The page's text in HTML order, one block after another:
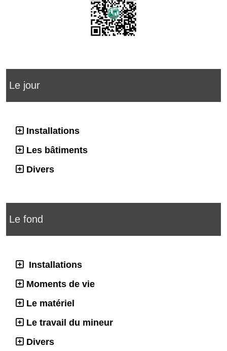
Le jour
Installations
Les bâtiments
Divers
Le fond
Installations
Moments de vie
Le matériel
Le travail du mineur
Divers